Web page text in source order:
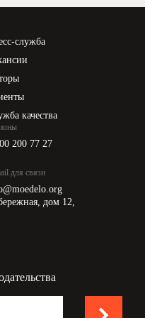
служба
качества
200 77 27
для связи
дом 12,